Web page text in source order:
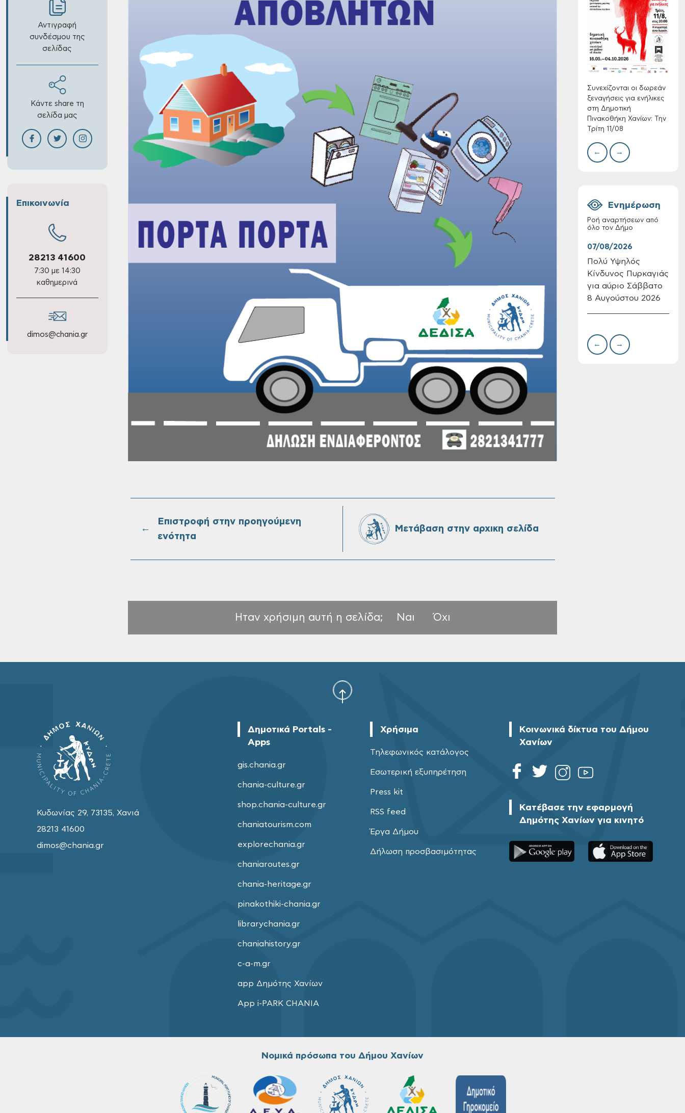
Αντιγραφή
συνδέσμου της
σελίδας
Κάντε share τη
σελίδα μας
Επικοινωνία
28213 41600
7:30 με 14:30
καθημερινά
dimos@chania.gr
Τακτική συνεδρίαση
Δημοτικής
Επιτροπής στις 10-
08-2026
Επαναλειτουργία
του συστήματος
SeaTrac στην
Πίνακες Κατάταξης
& Βαθμολογίας,
Πίνακες
προσληπτέων και
της προκήρυξης
ΣΟΧ 3/2026 του
Δήμου Χανίων
Συνεχίζονται οι δωρεάν
ξεναγήσεις για ενήλικες
στη Δημοτική
Πινακοθήκη Χανίων: Την
Τρίτη 11/08
← →
Ενημέρωση
Ροή αναρτήσεων από
όλο τον Δήμο
07/08/2026
Πολύ Υψηλός
Κίνδυνος Πυρκαγιάς
για αύριο Σάββατο
8 Αυγούστου 2026
← →
←
Επιστροφή στην προηγούμενη
ενότητα
Μετάβαση στην αρχικη σελίδα
Ηταν χρήσιμη αυτή η σελίδα; Ναι Όχι
Κυδωνίας 29, 73135, Χανιά
28213 41600
dimos@chania.gr
Δημοτικά Portals -
Apps
gis.chania.gr
chania-culture.gr
shop.chania-culture.gr
chaniatourism.com
explorechania.gr
chaniaroutes.gr
chania-heritage.gr
pinakothiki-chania.gr
librarychania.gr
chaniahistory.gr
c-a-m.gr
app Δημότης Χανίων
App i-PARK CHANIA
Χρήσιμα
Τηλεφωνικός κατάλογος
Εσωτερική εξυπηρέτηση
Press kit
RSS feed
Έργα Δήμου
Δήλωση προσβασιμότητας
Κοινωνικά δίκτυα του Δήμου
Χανίων
Κατέβασε την εφαρμογή
Δημότης Χανίων για κινητό
Νομικά πρόσωπα του Δήμου Χανίων